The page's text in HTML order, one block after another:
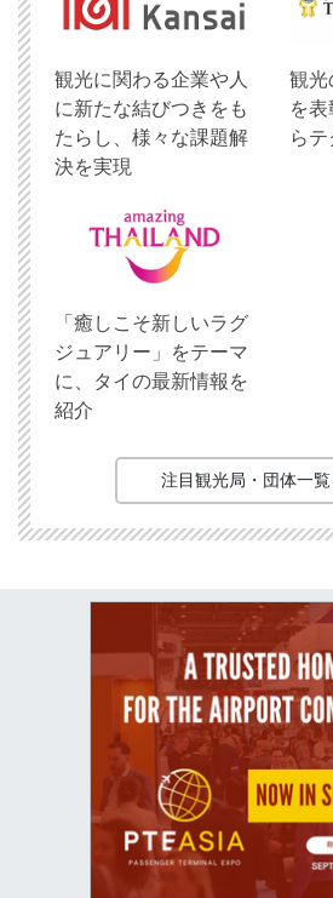
観光に関わる企業や人
に新たな結びつきをも
たらし、様々な課題解
決を実現
観光
を
ら
「癒しこそ新しいラグ
ジュアリー」をテーマ
に、タイの最新情報を
紹介
注目観光局・団体一覧